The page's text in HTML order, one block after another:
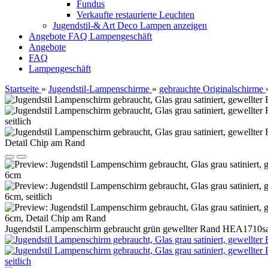
Fundus
Verkaufte restaurierte Leuchten
Jugendstil-& Art Deco Lampen anzeigen
Angebote FAQ Lampengeschäft
Angebote
FAQ
Lampengeschäft
Startseite » Jugendstil-Lampenschirme » gebrauchte Originalschirme
Jugendstil Lampenschirm gebraucht grün gewellter Rand